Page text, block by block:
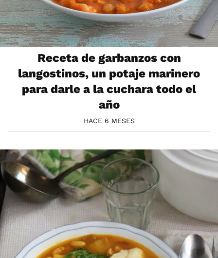
Receta de garbanzos con
langostinos, un potaje marinero
para darle a la cuchara todo el
año
HACE 6 MESES